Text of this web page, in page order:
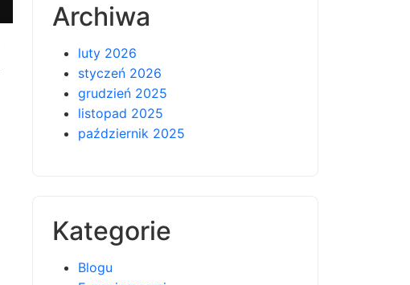
Archiwa
luty 2026
styczeń 2026
grudzień 2025
listopad 2025
październik 2025
Kategorie
Blogu